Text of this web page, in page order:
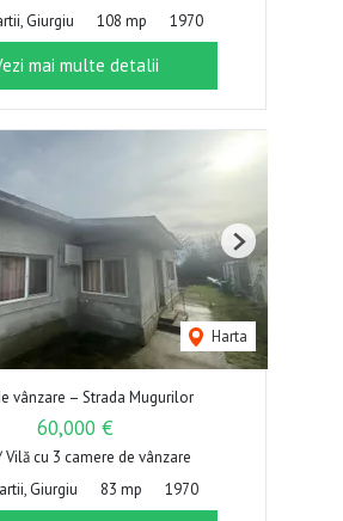
Giurgiu 108 mp 1970
mai multe detalii
Harta
Next
vânzare – Strada Mugurilor
60,000 €
Vilă cu 3 camere de vânzare
Giurgiu
83 mp 1970